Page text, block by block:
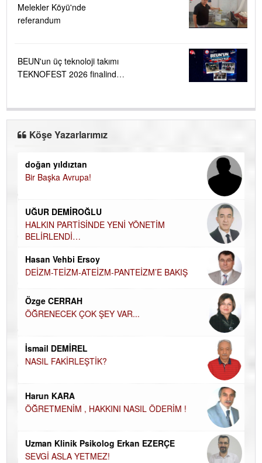
Melekler Köyü'nde
referandum
BEUN'un üç teknoloji takımı
TEKNOFEST 2026 finalinde
Köşe Yazarlarımız
doğan yıldıztan
Bir Başka Avrupa!
UĞUR DEMİROĞLU
HALKIN PARTİSİNDE YENİ YÖNETİM
BELİRLENDİ…
Hasan Vehbi Ersoy
DEİZM-TEİZM-ATEİZM-PANTEİZM’E BAKIŞ
Özge CERRAH
ÖĞRENECEK ÇOK ŞEY VAR...
İsmail DEMİREL
NASIL FAKİRLEŞTİK?
Harun KARA
ÖĞRETMENİM , HAKKINI NASIL ÖDERİM !
Uzman Klinik Psikolog Erkan EZERÇE
SEVGİ ASLA YETMEZ!